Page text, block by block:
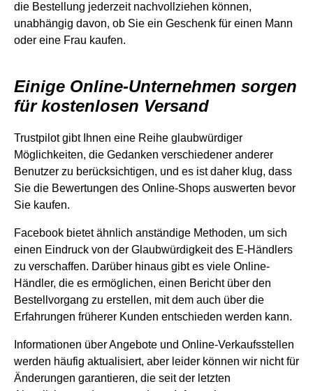
die Bestellung jederzeit nachvollziehen können,
unabhängig davon, ob Sie ein Geschenk für einen Mann
oder eine Frau kaufen.
Einige Online-Unternehmen sorgen
für kostenlosen Versand
Trustpilot gibt Ihnen eine Reihe glaubwürdiger
Möglichkeiten, die Gedanken verschiedener anderer
Benutzer zu berücksichtigen, und es ist daher klug, dass
Sie die Bewertungen des Online-Shops auswerten bevor
Sie kaufen.
Facebook bietet ähnlich anständige Methoden, um sich
einen Eindruck von der Glaubwürdigkeit des E-Händlers
zu verschaffen. Darüber hinaus gibt es viele Online-
Händler, die es ermöglichen, einen Bericht über den
Bestellvorgang zu erstellen, mit dem auch über die
Erfahrungen früherer Kunden entschieden werden kann.
Informationen über Angebote und Online-Verkaufsstellen
werden häufig aktualisiert, aber leider können wir nicht für
Änderungen garantieren, die seit der letzten